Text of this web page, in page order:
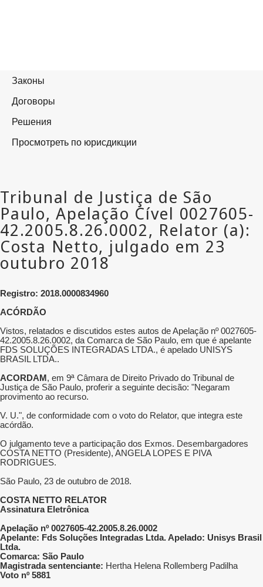
Registro: 2018.0000834960
ACÓRDÃO
Vistos, relatados e discutidos estes autos de Apelação nº 0027605-
42.2005.8.26.0002, da Comarca de São Paulo, em que é apelante
FDS SOLUÇÕES INTEGRADAS LTDA., é apelado UNISYS
BRASIL LTDA..
ACORDAM , em 9ª Câmara de Direito Privado do Tribunal de
Justiça de São Paulo, proferir a seguinte decisão: "Negaram
provimento ao recurso.
V. U.", de conformidade com o voto do Relator, que integra este
acórdão.
O julgamento teve a participação dos Exmos. Desembargadores
COSTA NETTO (Presidente), ANGELA LOPES E PIVA
RODRIGUES.
São Paulo, 23 de outubro de 2018.
COSTA NETTO RELATOR
Assinatura Eletrônica
Apelação nº 0027605-42.2005.8.26.0002
Apelante: Fds Soluções Integradas Ltda. Apelado: Unisys Brasil
Ltda.
Comarca: São Paulo
Magistrada sentenciante: Hertha Helena Rollemberg Padilha
Voto nº 5881